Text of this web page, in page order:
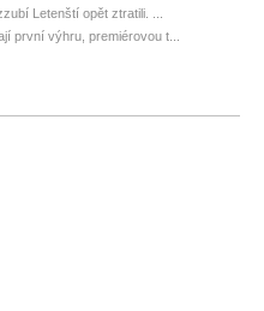
Letenští opět ztratili. ...
první výhru, premiérovou t...